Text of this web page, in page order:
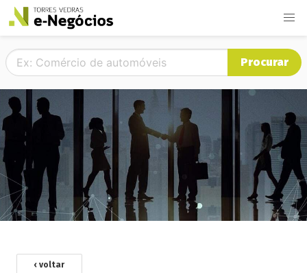
Procurar
‹ voltar